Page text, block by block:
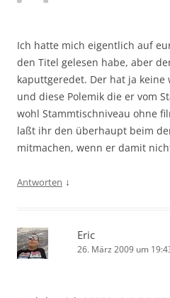
Ich hatte mich eigentlich auf
den Titel gelesen habe, aber
kaputtgeredet. Der hat ja keine
und diese Polemik die er vom
wohl Stammtischniveau ohne
laßt ihr den überhaupt beim
mitmachen, wenn er damit
Antworten ↓
Eric
26. März 2009 um